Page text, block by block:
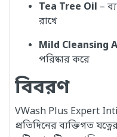
Tea Tree Oil –
রাখে
Mild Cleansing
পরিষ্কার করে
বিবরণ
VWash Plus Expert
প্রতিদিনের ব্যক্তিগত